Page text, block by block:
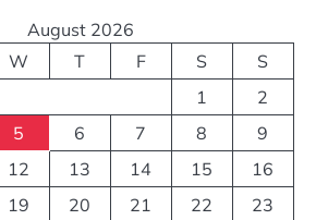
August 2026
W T F S
S
1
2
5 6 7 8
9
12 13 14 15
16
19 20 21 22 23